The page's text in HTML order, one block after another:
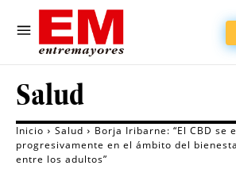
Salud
Inicio Salud
Borja Iribarne: “El CBD se
progresivamente en el ámbito del
entre los adultos”